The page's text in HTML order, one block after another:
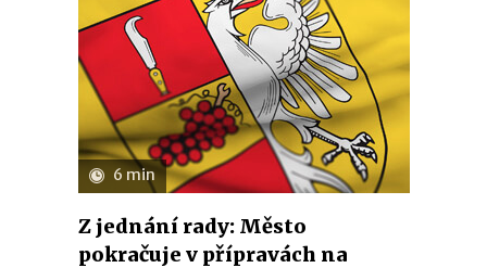
6 min
Z jednání rady: Město
pokračuje v přípravách na